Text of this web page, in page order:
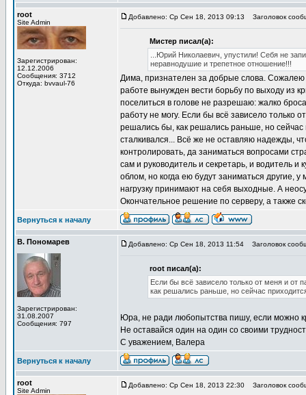
root
Site Admin
Зарегистрирован:
12.12.2006
Сообщения: 3712
Откуда: bvvaul-76
Добавлено: Ср Сен 18, 2013 09:13 Заголовок
Мистер писал(а):
...Юрий Николаевич, упустили! Себя не
неравнодушие и трепетное отношение!!!
Дима, признателен за добрые слова. Сожалею
работе вынужден вести борьбу по выходу из
поселиться в голове не разрешаю: жалко
работу не могу. Если бы всё зависело только
решались бы, как решались раньше, но сейчас
сталкивался... Всё же не оставляю надежды,
контролировать, да заниматься вопросами
сам и руководитель и секретарь, и водитель
облом, но когда ею будут заниматься другие,
нагрузку принимают на себя выходные. А
Окончательное решение по серверу, а также
Вернуться к началу
В. Пономарев
Зарегистрирован:
31.08.2007
Сообщения: 797
Добавлено: Ср Сен 18, 2013 11:54 Заголовок
root писал(а):
Если бы всё зависело только от меня и от
как решались раньше, но сейчас
Юра, не ради любопытства пишу, если можно
Не оставайся один на один со своими
С уважением, Валера
Вернуться к началу
root
Site Admin
Добавлено: Ср Сен 18, 2013 22:30 Заголовок